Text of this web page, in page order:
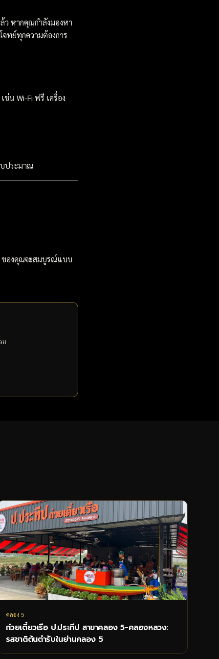
ว หากคุณกำลังมองหา
ทย์ทุกความต้องการ
น Wi-Fi ฟรี เครื่อง
ประมาณ
ของคุณจะสมบูรณ์แบบ
ถ
คลอง 5
ก๋วยเตี๋ยวเรือ ป.ประทีป สาขาคลอง 5-คลองหลวง:
รสชาติต้นตำรับในย่านคลอง 5